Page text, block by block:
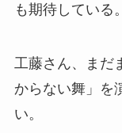
も期待している。
工藤さん、まだ
からない舞」を
い。